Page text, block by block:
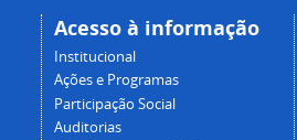
Acesso à informação
Institucional
Ações e Programas
Participação Social
Auditorias